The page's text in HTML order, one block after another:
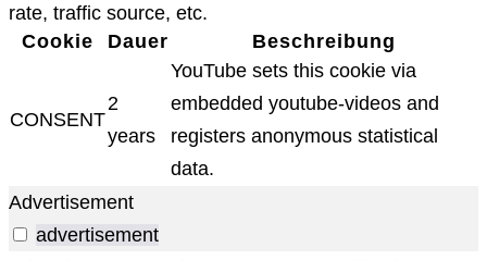
rate, traffic source, etc.
Cookie
Dauer Beschreibung
CONSENT
2
years
YouTube sets this cookie via
embedded youtube-videos and
registers anonymous statistical
data.
Advertisement
advertisement